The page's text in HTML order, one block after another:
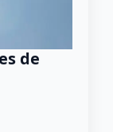
de